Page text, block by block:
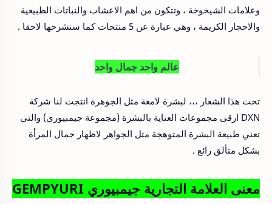
وعلامات الشيخوخة ، وتتكون من اهم الاعشاب والنباتات الطبيعية
والاحجار الكريمة ، وهي عبارة عن 5 منتجات كما سنشرحها لاحقا .
عالم واحد جمال واحد
تحت هذا الشعار ،،، لبشرة لامعة مثل الجوهرة انتجت لنا شركة
DXN ارقى مجموعات العناية بالبشرة (مجموعة جيمبيوري) والتي
تعني طبيعة البشرة المتوهجة مثل الجواهر لاظهار جمال المرأة
بشكل متألق رائع .
معنى العلامة التجارية جيمبيوري GEMPYURI